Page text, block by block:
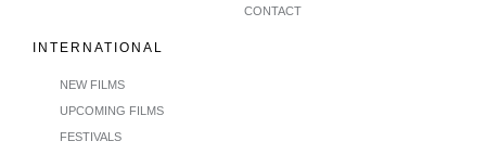
CONTACT
INTERNATIONAL
NEW FILMS
UPCOMING FILMS
FESTIVALS